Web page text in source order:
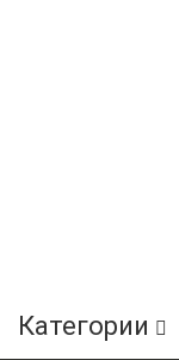
Категории